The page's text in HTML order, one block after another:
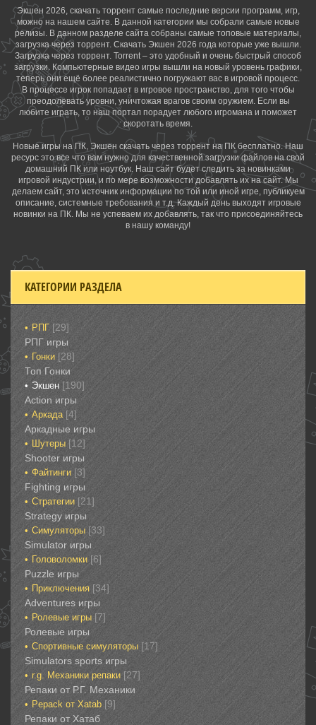
Экшен 2026, скачать торрент самые последние версии программ, игр,
можно на нашем сайте. В данной категории мы собрали самые новые
релизы. В данном разделе сайта собраны самые топовые материалы,
загрузка через торрент. Скачать Экшен 2026 года которые уже вышли.
Загрузка через торрент. Torrent – это удобный и очень быстрый способ
загрузки. Компьютерные видео игры вышли на новый уровень графики,
теперь они ещё более реалистично погружают вас в игровой процесс.
В процессе игрок попадает в игровое пространство, для того чтобы
преодолевать уровни, уничтожая врагов своим оружием. Если вы
любите играть, то наш портал порадует любого игромана и поможет
скоротать время.
Новые игры на ПК, Экшен скачать через торрент на ПК бесплатно. Наш
ресурс это все что вам нужно для качественной загрузки файлов на свой
домашний ПК или ноутбук. Наш сайт будет следить за новинками
игровой индустрии, и по мере возможности добавлять их на сайт. Мы
делаем сайт, это источник информации по той или иной игре, публикуем
описание, системные требования и т.д. Каждый день выходят игровые
новинки на ПК. Мы не успеваем их добавлять, так что присоединяйтесь
в нашу команду!
КАТЕГОРИИ РАЗДЕЛА
РПГ [29]
РПГ игры
Гонки‎ [28]
Топ Гонки‎
Экшен [190]
‎Action игры
Аркада‎ [4]
Аркадные игры
Шутеры‎ [12]
‎Shooter игры
Файтинги‎ [3]
Fighting игры
Стратегии‎ [21]
Strategy игры
Симуляторы‎ [33]
Simulator игры
Головоломки‎ [6]
Puzzle игры
Приключения‎ [34]
Adventures игры
Ролевые игры‎ [7]
Ролевые игры‎‎‎‎‎‎
Спортивные‎ симуляторы [17]
Simulators sports игры
r.g. Механики репаки [27]
Репаки от Р.Г. Механики
Рepack от Xatab [9]
Репаки от Хатаб